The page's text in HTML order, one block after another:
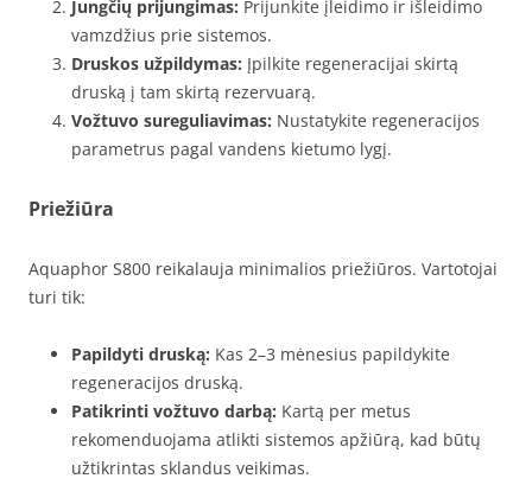
Jungčių prijungimas: Prijunkite įleidimo ir išleidimo
vamzdžius prie sistemos.
Druskos užpildymas: Įpilkite regeneracijai skirtą
druską į tam skirtą rezervuarą.
Vožtuvo sureguliavimas: Nustatykite regeneracijos
parametrus pagal vandens kietumo lygį.
Priežiūra
Aquaphor S800 reikalauja minimalios priežiūros. Vartotojai
turi tik:
Papildyti druską: Kas 2–3 mėnesius papildykite
regeneracijos druską.
Patikrinti vožtuvo darbą: Kartą per metus
rekomenduojama atlikti sistemos apžiūrą, kad būtų
užtikrintas sklandus veikimas.